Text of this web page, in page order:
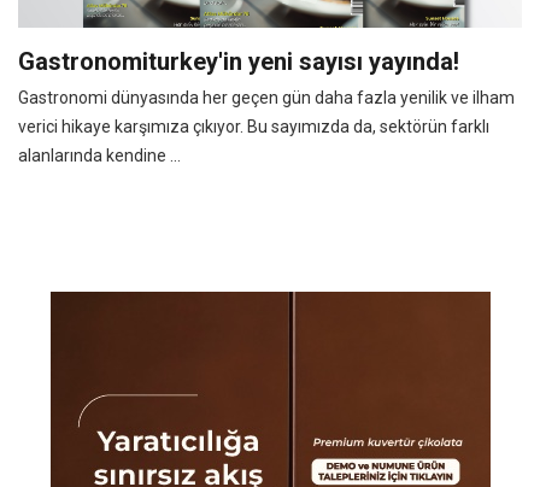
Gastronomiturkey'in yeni sayısı yayında!
Gastronomi dünyasında her geçen gün daha fazla yenilik ve ilham
verici hikaye karşımıza çıkıyor. Bu sayımızda da, sektörün farklı
alanlarında kendine ...